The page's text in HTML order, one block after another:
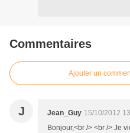
Commentaires
Ajouter un
J Jean_Guy 15/10/2012
Bonjour,<br /> <br /> Je